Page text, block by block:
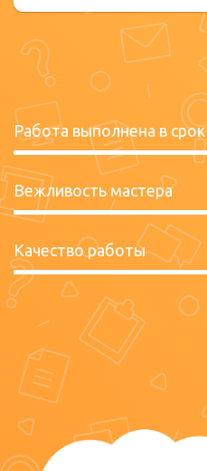
Работа выполнена в срок
Вежливость мастера
Качество работы